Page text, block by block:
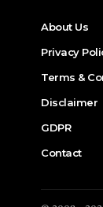
About Us
Privacy
Terms &
Disclaimer
GDPR
Contact